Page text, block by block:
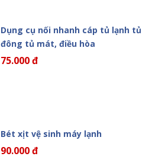
Dụng cụ nối nhanh cáp tủ lạnh tủ
đông tủ mát, điều hòa
75.000 đ
Bét xịt vệ sinh máy lạnh
90.000 đ